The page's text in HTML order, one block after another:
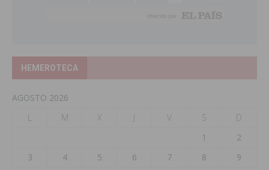
HEMEROTECA
AGOSTO 2026
L
M X J V S
D
1
2
3
4 5 6 7 8
9